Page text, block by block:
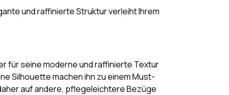
und raffinierte Struktur verleiht Ihrem
für seine moderne und raffinierte Textur
Silhouette machen ihn zu einem Must-
auf andere, pflegeleichtere Bezüge